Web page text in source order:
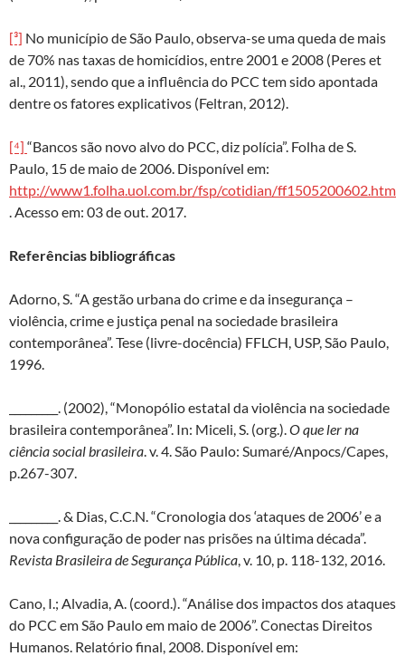
[³] No município de São Paulo, observa-se uma queda de mais
de 70% nas taxas de homicídios, entre 2001 e 2008 (Peres et
al., 2011), sendo que a influência do PCC tem sido apontada
dentre os fatores explicativos (Feltran, 2012).
[⁴] “Bancos são novo alvo do PCC, diz polícia”. Folha de S.
Paulo, 15 de maio de 2006. Disponível em:
http://www1.folha.uol.com.br/fsp/cotidian/ff1505200602.htm
. Acesso em: 03 de out. 2017.
Referências bibliográficas
Adorno, S. “A gestão urbana do crime e da insegurança –
violência, crime e justiça penal na sociedade brasileira
contemporânea”. Tese (livre-docência) FFLCH, USP, São Paulo,
1996.
_________. (2002), “Monopólio estatal da violência na sociedade
brasileira contemporânea”. In: Miceli, S. (org.).O que ler na
ciência social brasileira. v. 4. São Paulo: Sumaré/Anpocs/Capes,
p.267-307.
_________. & Dias, C.C.N. “Cronologia dos ‘ataques de 2006’ e a
nova configuração de poder nas prisões na última década”.
Revista Brasileira de Segurança Pública, v. 10, p. 118-132, 2016.
Cano, I.; Alvadia, A. (coord.). “Análise dos impactos dos ataques
do PCC em São Paulo em maio de 2006”. Conectas Direitos
Humanos. Relatório final, 2008. Disponível em: